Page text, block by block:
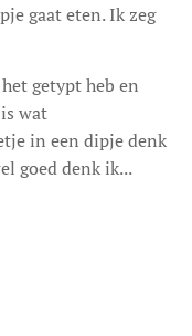
gaat eten. Ik zeg
getypt heb en
wat
in een dipje denk
goed denk ik...